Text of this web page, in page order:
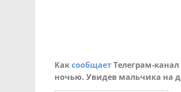
КаксообщаетТелеграм-
ночью. Увидев мальчика на